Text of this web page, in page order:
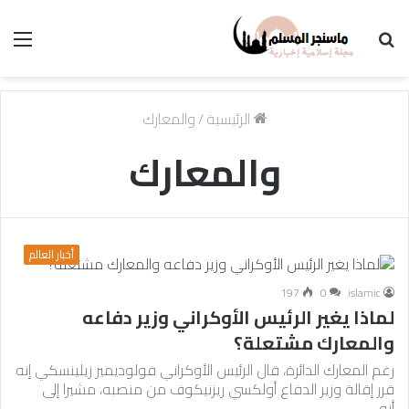
الرئيسية/والمعارك
والمعارك
أخبار العالم
islamic
0
197
لماذا يغير الرئيس الأوكراني وزير دفاعه
والمعارك مشتعلة؟
رغم المعارك الدائرة، قال الرئيس الأوكراني فولوديمير زيلينسكي إنه
قرر إقالة وزير الدفاع أولكسي ريزنيكوف من منصبه، مشيرا إلى